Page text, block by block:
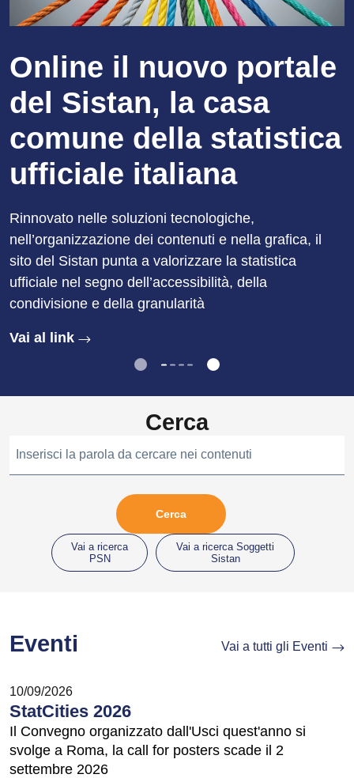
Online il nuovo portale
del Sistan, la casa
comune della statistica
ufficiale italiana
Rinnovato nelle soluzioni tecnologiche,
nell’organizzazione dei contenuti e nella grafica, il
sito del Sistan punta a valorizzare la statistica
ufficiale nel segno dell’accessibilità, della
condivisione e della granularità
Vai al link
Cerca
Inserisci la parola da cercare nei contenuti
Vai a ricerca
PSN
Vai a ricerca Soggetti
Sistan
Eventi Vai a tutti gli Eventi
10/09/2026
StatCities 2026
Il Convegno organizzato dall'Usci quest'anno si
svolge a Roma, la call for posters scade il 2
settembre 2026